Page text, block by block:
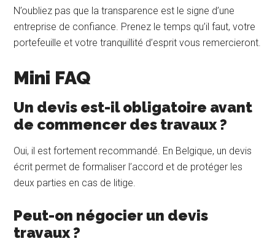
N’oubliez pas que la transparence est le signe d’une
entreprise de confiance. Prenez le temps qu’il faut, votre
portefeuille et votre tranquillité d’esprit vous remercieront.
Mini FAQ
Un devis est-il obligatoire avant
de commencer des travaux ?
Oui, il est fortement recommandé. En Belgique, un devis
écrit permet de formaliser l’accord et de protéger les
deux parties en cas de litige.
Peut-on négocier un devis
travaux ?